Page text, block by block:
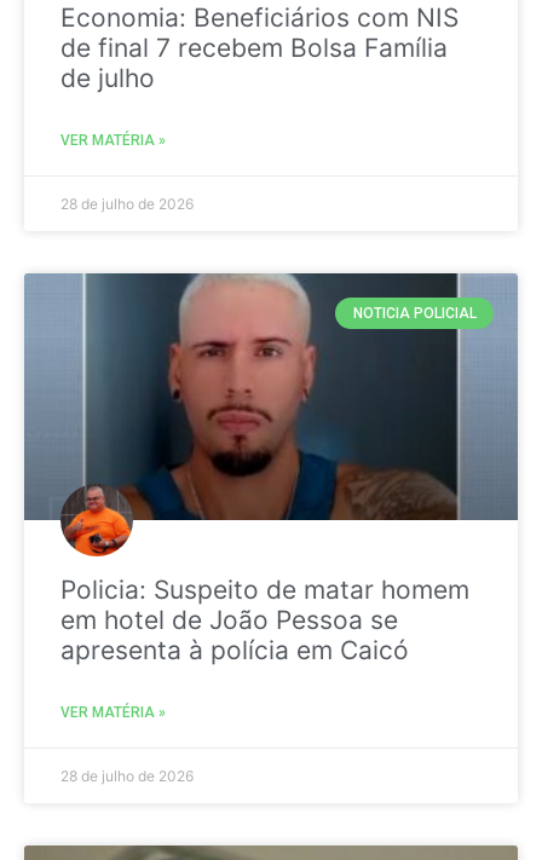
Economia: Beneficiários com NIS
de final 7 recebem Bolsa Família
de julho
VER MATÉRIA »
28 de julho de 2026
NOTICIA POLICIAL
Policia: Suspeito de matar homem
em hotel de João Pessoa se
apresenta à polícia em Caicó
VER MATÉRIA »
28 de julho de 2026